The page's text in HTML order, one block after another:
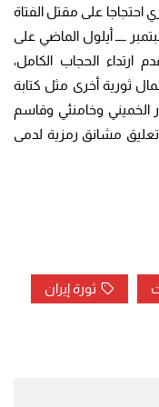
احتجاجا على مقتل الفتاة
أميني ذات الـ 22 عامًا في 16 سبتمبر ــــ أيلول الماضي على
ارتداء الحجاب الكامل،
ثورية أخرى مثل كتابة
الخميني وخامنئي وقاسم
تعليق مشانق رمزية لدمى
ثورة إيران